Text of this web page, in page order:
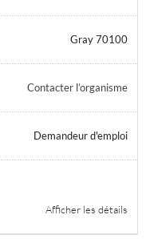
Gray 70100
Contacter l’organisme
Demandeur d'emploi
Afficher les détails